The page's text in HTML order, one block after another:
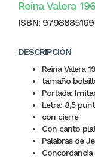
Reina Valera
ISBN:
DESCRIPCIÓN
Reina Valera
tamaño
Portada:
Letra: 8,5
con cierre
Con canto
Palabras de
Concordancia